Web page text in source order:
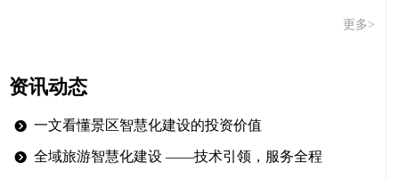
更多>
资讯动态
뀹 一文看懂景区智慧化建设的投资价值
뀹 全域旅游智慧化建设 ——技术引领，服务全程